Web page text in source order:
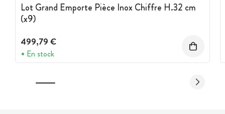
Lot Grand Emporte Pièce Inox Chiffre H.32 cm
(x9)
499,79 €
En stock